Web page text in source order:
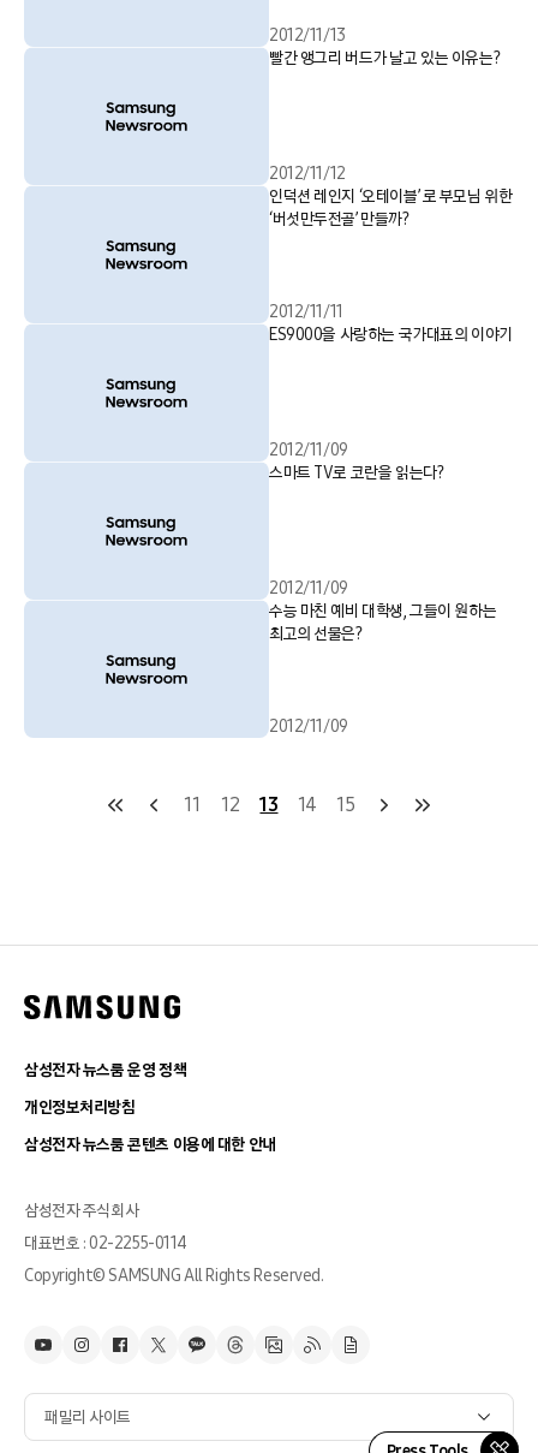
2012/11/13
빨간 앵그리 버드가 날고 있는 이유는?
2012/11/12
인덕션 레인지 ‘오테이블’ 로 부모님 위한
‘버섯만두전골’ 만들까?
2012/11/11
ES9000을 사랑하는 국가대표의 이야기
2012/11/09
스마트 TV로 코란을 읽는다?
2012/11/09
수능 마친 예비 대학생, 그들이 원하는
최고의 선물은?
2012/11/09
11 12 13 14 15
삼성전자 뉴스룸 운영 정책
개인정보처리방침
삼성전자 뉴스룸 콘텐츠 이용에 대한 안내
삼성전자 주식회사
대표번호 : 02-2255-0114
Copyright© SAMSUNG All Rights Reserved.
패밀리 사이트